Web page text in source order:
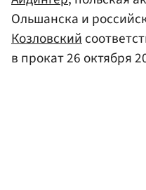
Ольшанска и
Козловский
в прокат 26 октября